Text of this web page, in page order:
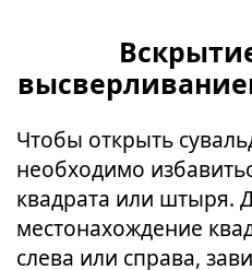
Чтобы открыть
необходимо
квадрата или штыря.
местонахождение
слева или справа,